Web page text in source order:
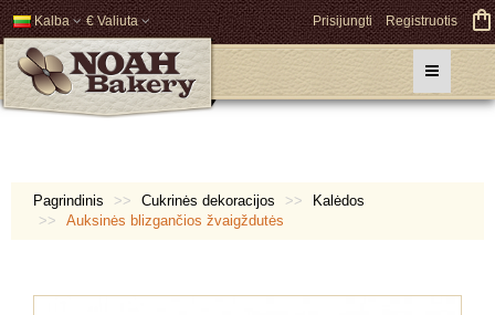
Kalba € Valiuta Prisijungti Registruotis
Pagrindinis Cukrinės dekoracijos
Kalėdos
Auksinės blizgančios žvaigždutės